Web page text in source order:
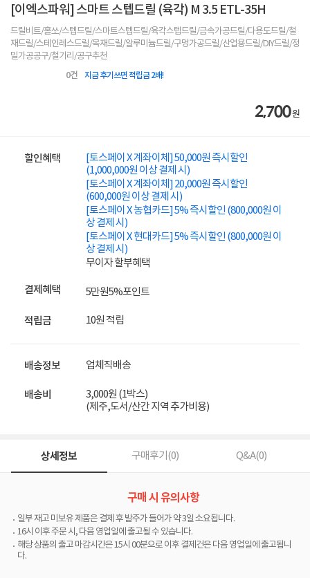
[이엑스파워] 스마트 스텝드릴 (육각) M 3.5 ETL-35H
드릴비트/홀쏘/스텝드릴/스마트스텝드릴/육각스텝드릴/금속가공드릴/다용도드릴/철
재드릴/스테인레스드릴/목재드릴/알루미늄드릴/구멍가공드릴/산업용드릴/DIY드릴/정
밀가공공구/철기리/공구추천
0건 지금 후기쓰면 적립금 2배!
2,700원
할인혜택
[토스페이 X 계좌이체] 50,000원 즉시할인
(1,000,000원 이상 결제 시)
[토스페이 X 계좌이체] 20,000원 즉시할인
(600,000원 이상 결제 시)
[토스페이 X 농협카드] 5% 즉시할인 (800,000원 이
상 결제 시)
[토스페이 X 현대카드] 5% 즉시할인 (800,000원 이
상 결제 시)
무이자 할부혜택
결제혜택 5만원5%포인트
적립금 10원 적립
배송정보 업체직배송
배송비
3,000원 (1박스)
(제주,도서/산간 지역 추가비용)
상세정보 구매후기(0) Q&A(0)
구매 시 유의사항
일부 재고 미보유 제품은 결제 후 발주가 들어가 약 3일 소요됩니다.
16시 이후 주문 시, 다음 영업일에 출고될 수 있습니다.
해당 상품의 출고 마감시간은 15시 00분으로 이후 결제건은 다음 영업일에 출고됩니
다.